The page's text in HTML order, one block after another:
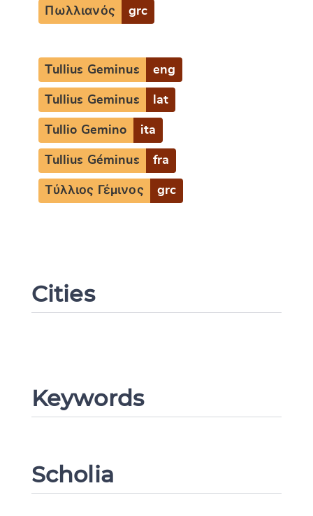
Πωλλιανός grc
Tullius Geminus eng
Tullius Geminus lat
Tullio Gemino ita
Tullius Géminus fra
Τύλλιος Γέμινος grc
Cities
Keywords
Scholia